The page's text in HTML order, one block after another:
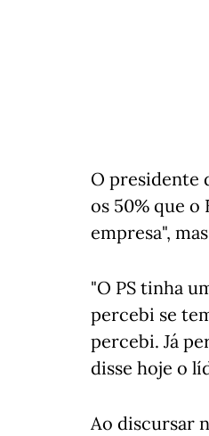
O presidente
os 50% que o
empresa",
"O PS tinha
percebi se
percebi. Já
disse hoje o
Ao discursar